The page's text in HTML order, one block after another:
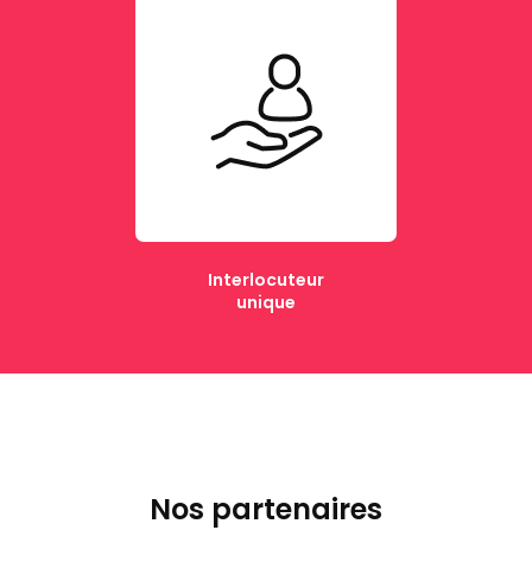
Interlocuteur
unique
Nos partenaires